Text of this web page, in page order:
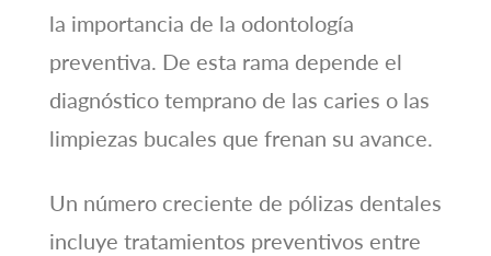
la importancia de la odontología
preventiva. De esta rama depende el
diagnóstico temprano de las caries o las
limpiezas bucales que frenan su avance.
Un número creciente de pólizas dentales
incluye tratamientos preventivos entre